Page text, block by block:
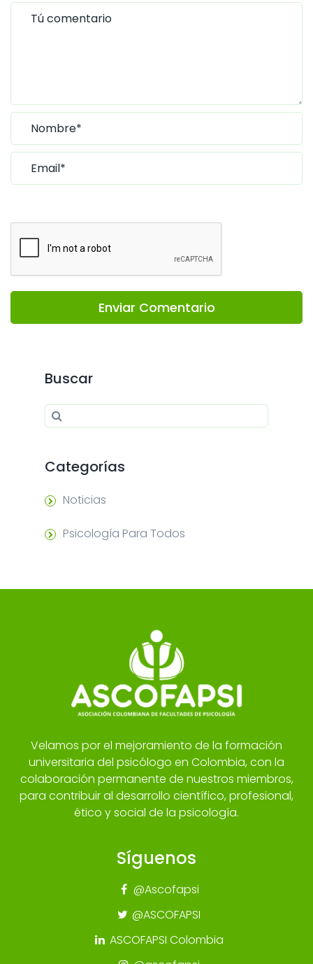
Enviar Comentario
Buscar
Search for:
Categorías
Noticias
Psicología Para Todos
Velamos por el mejoramiento de la formación
universitaria del psicólogo en Colombia, con la
colaboración permanente de nuestros miembros,
para contribuir al desarrollo científico, profesional,
ético y social de la psicología.
Síguenos
@Ascofapsi
@ASCOFAPSI
ASCOFAPSI Colombia